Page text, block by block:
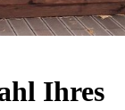
Ihres